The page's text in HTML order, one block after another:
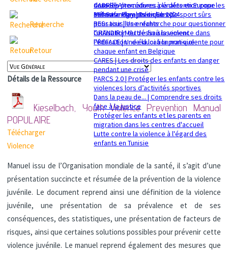
sexuelle
Mémorandum politique 2024
dans les procédures pénales en Europe
360 Safe Play | Des clubs de sport sûrs
pour tous les enfants
GRANDIR | Mettre fin à la violence dans
l’éducation : de la loi à la pratique
CADRE | Alternatives à la détention pour les
enfants migrants en Europe
RESsaisir | Une recherche pour questionner
l'utilisation du déssaisissement
PREFACE | Une éducation non-violente pour
chaque enfant en Belgique
CARES | Les droits des enfants en danger
pendant une crise
PARCS 2.0 | Protéger les enfants contre les
violences lors d’activités sportives
Dans la peau de... | Comprendre ses droits
face à la justice
Protéger les enfants et les parents en
migration dans les centres d'accueil
Lutte contre la violence à l'égard des
enfants en Tunisie
Recherche
Retour
Détails de la Ressource
Kieselbach, Youth Violence Prevention Manual
POPULAIRE
Télécharger
Violence
Manuel issu de l’Organisation mondiale de la santé, il s’agit d’une
présentation succincte et résumée de la prévention de la violence
juvénile. Le document reprend ainsi une définition de la violence
juvénile, une présentation de sa prévalence et de ses
conséquences, des statistiques, une présentation de facteurs de
risques, ainsi que certaines solutions possibles pour prévenir cette
violence juvénile. Le manuel reprend également des mesures que